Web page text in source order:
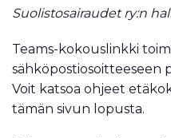
Suolistosairaudet ry:n
Teams-kokouslinkki
sähköpostiosoitteeseen
Voit katsoa ohjeet
tämän sivun lopusta.